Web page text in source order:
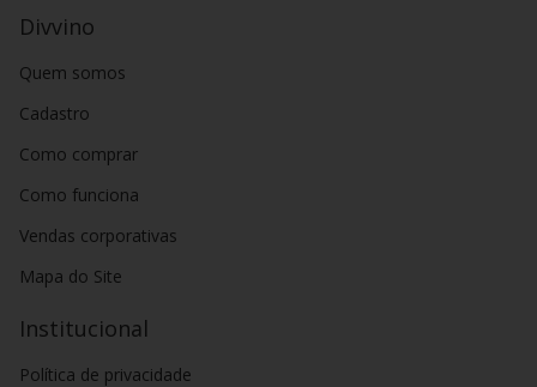
Divvino
Quem somos
Cadastro
Como comprar
Como funciona
Vendas corporativas
Mapa do Site
Institucional
Política de privacidade